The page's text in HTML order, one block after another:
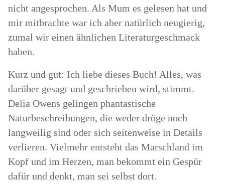
nicht angesprochen. Als Mum es gelesen hat und
mir mitbrachte war ich aber natürlich neugierig,
zumal wir einen ähnlichen Literaturgeschmack
haben.
Kurz und gut: Ich liebe dieses Buch! Alles, was
darüber gesagt und geschrieben wird, stimmt.
Delia Owens gelingen phantastische
Naturbeschreibungen, die weder dröge noch
langweilig sind oder sich seitenweise in Details
verlieren. Vielmehr entsteht das Marschland im
Kopf und im Herzen, man bekommt ein Gespür
dafür und denkt, man sei selbst dort.